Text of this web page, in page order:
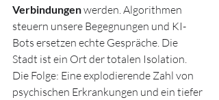
Verbindungen werden. Algorithmen
steuern unsere Begegnungen und KI-
Bots ersetzen echte Gespräche. Die
Stadt ist ein Ort der totalen Isolation.
Die Folge: Eine explodierende Zahl von
psychischen Erkrankungen und ein tiefer